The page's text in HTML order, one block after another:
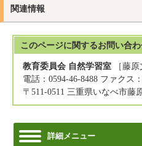
関連情報
このページに関するお問い合
教育委員会 自然学習室 ［藤原
電話：0594-46-8488 ファクス
〒511-0511 三重県いなべ市藤
詳細メニュー